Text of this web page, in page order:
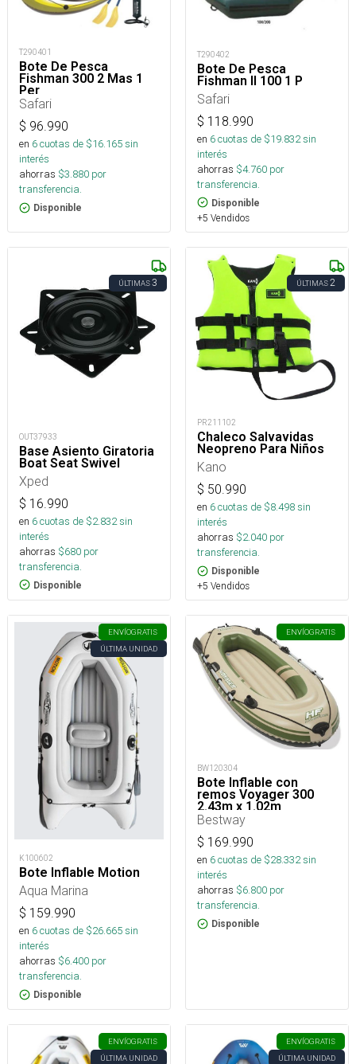
T290401
Bote De Pesca
Fishman 300 2 Mas 1
Per
Safari
$ 96.990
en 6cuotas de $16.165sin
interés
ahorras $3.880 por
transferencia.
Disponible
T290402
Bote De Pesca
Fishman II 100 1 P
Safari
$ 118.990
en 6cuotas de $19.832sin
interés
ahorras $4.760 por
transferencia.
Disponible
+5 Vendidos
ÚLTIMAS3
OUT37933
Base Asiento Giratoria
Boat Seat Swivel
Xped
$ 16.990
en 6cuotas de $2.832sin
interés
ahorras $680 por
transferencia.
Disponible
ÚLTIMAS2
PR211102
Chaleco Salvavidas
Neopreno Para Niños
Kano
$ 50.990
en 6cuotas de $8.498sin
interés
ahorras $2.040 por
transferencia.
Disponible
+5 Vendidos
ENVÍOGRATIS
ÚLTIMA UNIDAD
K100602
Bote Inflable Motion
Aqua Marina
$ 159.990
en 6cuotas de $26.665sin
interés
ahorras $6.400 por
transferencia.
Disponible
ENVÍOGRATIS
BW120304
Bote Inflable con
remos Voyager 300
2.43m x 1.02m
Bestway
$ 169.990
en 6cuotas de $28.332sin
interés
ahorras $6.800 por
transferencia.
Disponible
ENVÍOGRATIS
ÚLTIMA UNIDAD
ENVÍOGRATIS
ÚLTIMA UNIDAD